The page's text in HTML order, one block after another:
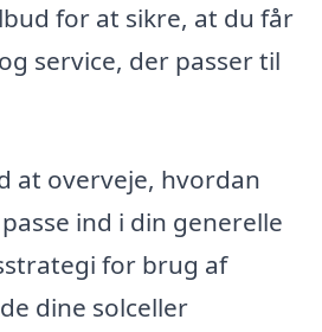
for at sikre, at du får
service, der passer til
at overveje, hvordan
ind i din generelle
for brug af
dine solceller